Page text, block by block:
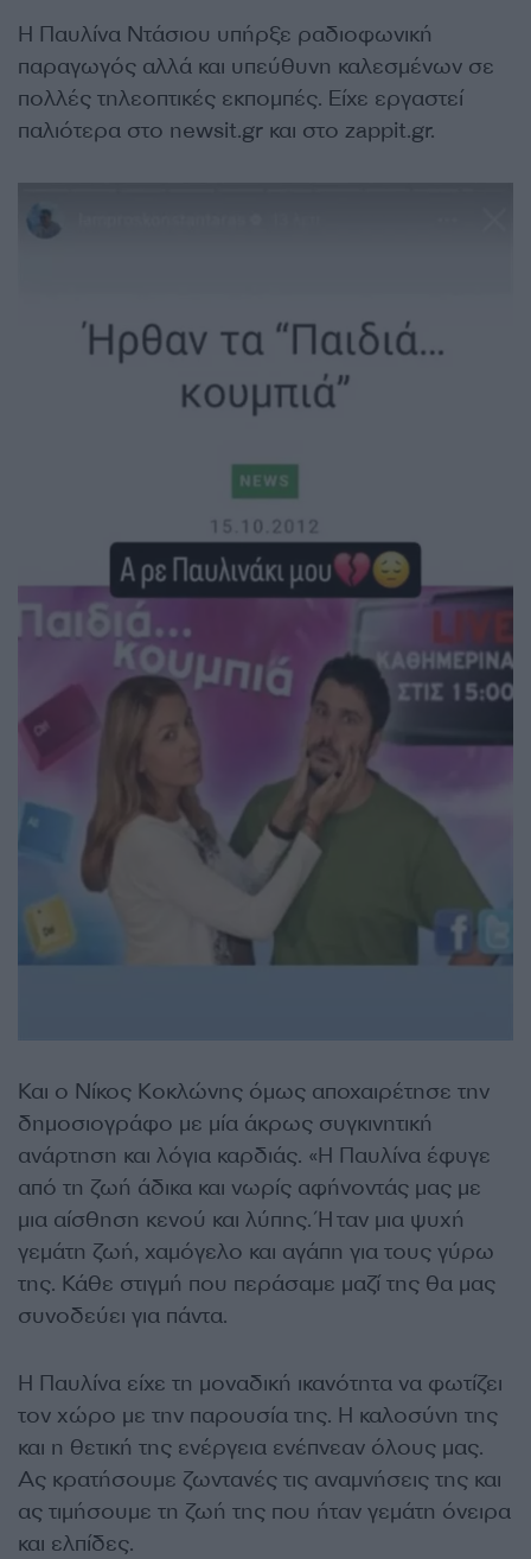
Η Παυλίνα Ντάσιου υπήρξε ραδιοφωνική
παραγωγός αλλά και υπεύθυνη καλεσμένων σε
πολλές τηλεοπτικές εκπομπές. Είχε εργαστεί
παλιότερα στο newsit.gr και στο zappit.gr.
Και ο Νίκος Κοκλώνης όμως αποχαιρέτησε την
δημοσιογράφο με μία άκρως συγκινητική
ανάρτηση και λόγια καρδιάς. «Η Παυλίνα έφυγε
από τη ζωή άδικα και νωρίς αφήνοντάς μας με
μια αίσθηση κενού και λύπης. Ήταν μια ψυχή
γεμάτη ζωή, χαμόγελο και αγάπη για τους γύρω
της. Κάθε στιγμή που περάσαμε μαζί της θα μας
συνοδεύει για πάντα.
Η Παυλίνα είχε τη μοναδική ικανότητα να φωτίζει
τον χώρο με την παρουσία της. Η καλοσύνη της
και η θετική της ενέργεια ενέπνεαν όλους μας.
Ας κρατήσουμε ζωντανές τις αναμνήσεις της και
ας τιμήσουμε τη ζωή της που ήταν γεμάτη όνειρα
και ελπίδες.